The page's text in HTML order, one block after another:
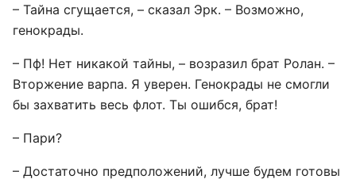
– Тайна сгущается, – сказал Эрк. – Возможно,
генокрады.
– Пф! Нет никакой тайны, – возразил брат Ролан. –
Вторжение варпа. Я уверен. Генокрады не смогли
бы захватить весь флот. Ты ошибся, брат!
– Пари?
– Достаточно предположений, лучше будем готовы